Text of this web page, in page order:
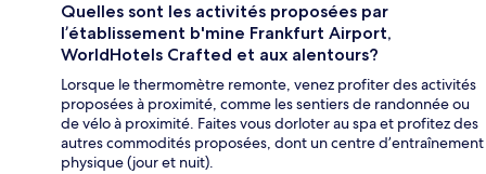
Quelles sont les activités proposées par
l’établissement b'mine Frankfurt Airport,
WorldHotels Crafted et aux alentours?
Lorsque le thermomètre remonte, venez profiter des activités
proposées à proximité, comme les sentiers de randonnée ou
de vélo à proximité. Faites vous dorloter au spa et profitez des
autres commodités proposées, dont un centre d’entraînement
physique (jour et nuit).